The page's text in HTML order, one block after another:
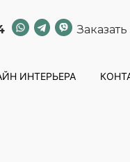
ИНТЕРЬЕРА